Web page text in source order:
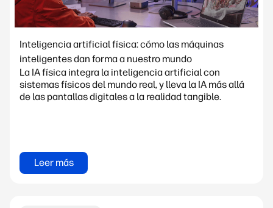
Inteligencia artificial física: cómo las máquinas
inteligentes dan forma a nuestro mundo
La IA física integra la inteligencia artificial con
sistemas físicos del mundo real, y lleva la IA más allá
de las pantallas digitales a la realidad tangible.
Leer más